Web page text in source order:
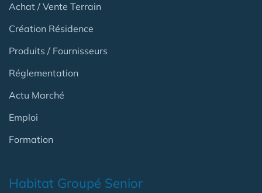
Achat / Vente Terrain
Création Résidence
Produits / Fournisseurs
Réglementation
Actu Marché
Emploi
Formation
Habitat Groupé Senior